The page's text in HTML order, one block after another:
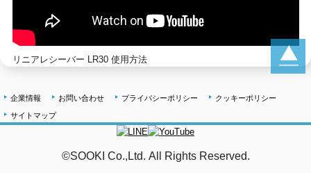
リニアレシーバー LR30 使用方法
企業情報 お問い合わせ プライバシーポリシー クッキーポリシー
サイトマップ
©SOOKI Co.,Ltd. All Rights Reserved.